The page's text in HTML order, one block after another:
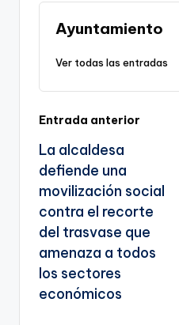
n
k
o
o
Ayuntamiento
Ver todas las entradas
Navegación
de
entradas
Entrada anterior
La alcaldesa
defiende una
movilización social
contra el recorte
del trasvase que
amenaza a todos
los sectores
económicos